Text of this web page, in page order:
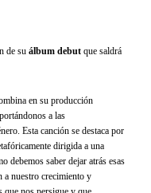
de su álbum debut que saldrá
en su producción
a las
Esta canción se destaca por
dirigida a una
debemos saber dejar atrás esas
a nuestro crecimiento y